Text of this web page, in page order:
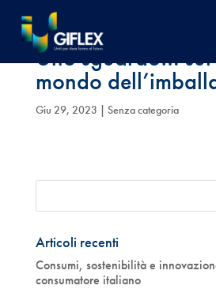
Uno sguardo…
mondo
Giu 29, 2023 | Senza categoria
Articoli recenti
Consumi, sostenibilità e
consumatore italiano